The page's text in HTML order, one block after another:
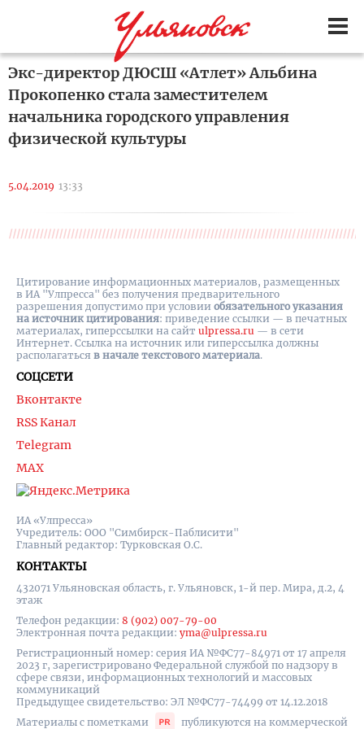
Экс-директор ДЮСШ «Атлет» Альбина
Прокопенко стала заместителем
начальника городского управления
физической культуры
5.04.2019 13:33
ИА «Улпресса»
Учредитель: ООО "Симбирск-Паблисити"
Главный редактор: Турковская О.С.
КОНТАКТЫ
432071 Ульяновская область, г. Ульяновск, 1-й пер. Мира, д.2, 4
этаж
Телефон редакции: 8 (902) 007-79-00
Электронная почта редакции: yma@ulpressa.ru
Регистрационный номер: серия ИА №ФС77-84971 от 17 апреля
2023 г, зарегистрировано Федеральной службой по надзору в
сфере связи, информационных технологий и массовых
коммуникаций
Предыдущее свидетельство: ЭЛ №ФС77-74499 от 14.12.2018
Материалы с пометками
публикуются на коммерческой
СОЦСЕТИ
Вконтакте
RSS Канал
Telegram
MAX
Цитирование информационных материалов, размещенных
в ИА "Улпресса" без получения предварительного
разрешения допустимо при условии обязательного указания
на источник цитирования: приведение ссылки — в печатных
материалах, гиперссылки на cайт ulpressa.ru — в сети
Интернет. Ссылка на источник или гиперссылка должны
располагаться в начале текстового материала.